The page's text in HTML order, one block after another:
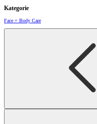
Kategorie
Face + Body Care